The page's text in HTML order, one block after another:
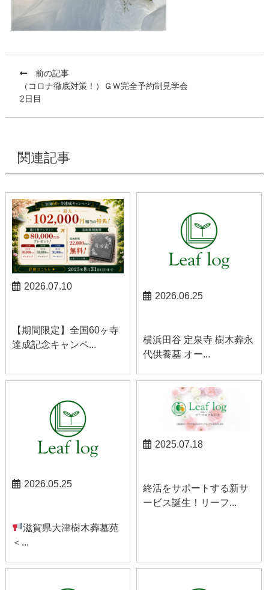
前の記事
（コロナ徹底対策！）ＧＷ完全予約制見学会
2日目
関連記事
2026.07.10
【期間限定】全国60ヶ寺
達成記念キャンペ...
2026.06.25
横浜田谷 定泉寺 樹木葬永
代供養墓 オー...
2026.05.25
滋賀県大津樹木葬墓苑
＜...
2025.07.18
終活をサポートする新サ
ービス誕生！リーフ...